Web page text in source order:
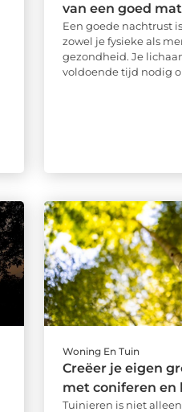
van een goed
Een goede nachtrust
zowel je fysieke als
gezondheid. Je
voldoende tijd nodig
Woning En Tuin
Creëer je eigen
met coniferen en
Tuinieren is niet